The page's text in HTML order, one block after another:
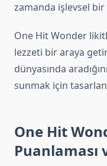
zamanda işlevsel bir
One Hit Wonder
lezzeti bir araya
dünyasında
sunmak için
One Hit
Puanlaması